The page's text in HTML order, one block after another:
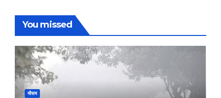
You missed
मौसम